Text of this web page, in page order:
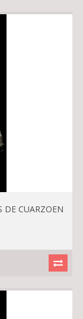
DE CUARZOEN